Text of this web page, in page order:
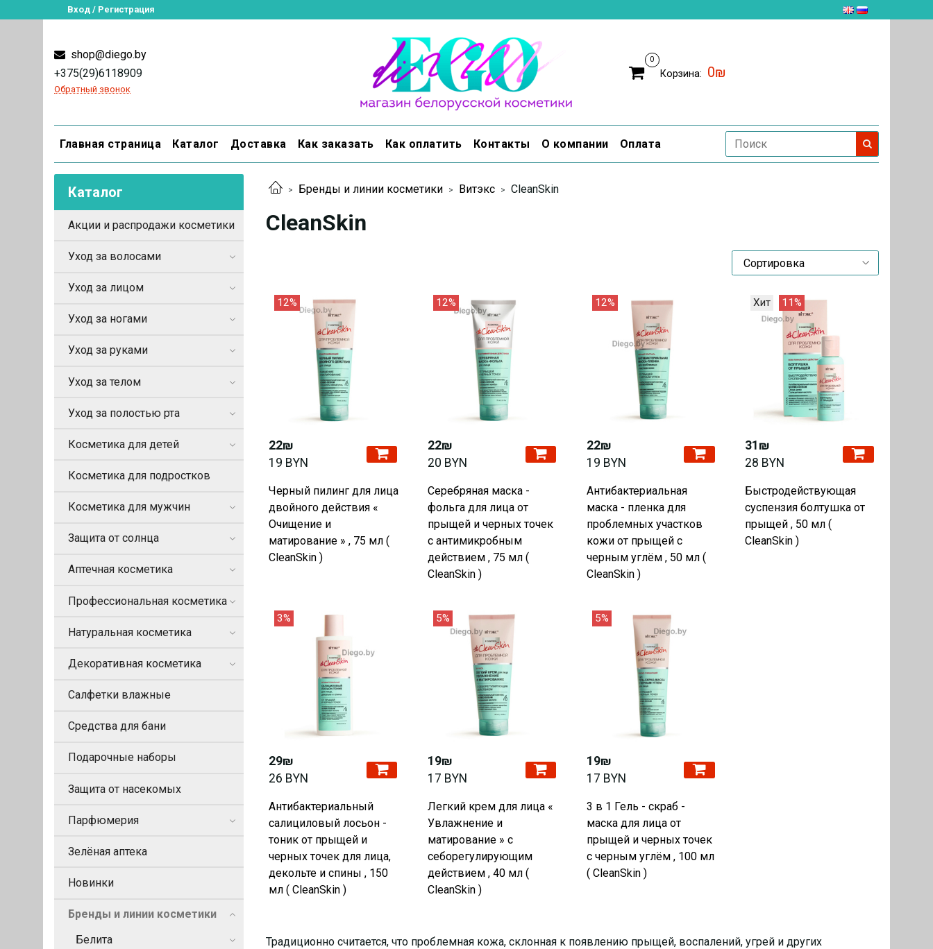
Вход / Регистрация
shop@diego.by
+375(29)6118909
Обратный звонок
0
Корзина: 0₪
Главная страница Каталог Доставка Как заказать Как оплатить Контакты О компании Оплата
Бренды и линии косметики Витэкс CleanSkin
CleanSkin
12%
22₪
19 BYN
Черный пилинг для лица
двойного действия «
Очищение и
матирование » , 75 мл (
CleanSkin )
12%
22₪
20 BYN
Серебряная маска -
фольга для лица от
прыщей и черных точек
с антимикробным
действием , 75 мл (
CleanSkin )
12%
22₪
19 BYN
Антибактериальная
маска - пленка для
проблемных участков
кожи от прыщей с
черным углём , 50 мл (
CleanSkin )
Хит 11%
31₪
28 BYN
Быстродействующая
суспензия болтушка от
прыщей , 50 мл (
CleanSkin )
3%
29₪
26 BYN
Антибактериальный
салициловый лосьон -
тоник от прыщей и
черных точек для лица,
декольте и спины , 150
мл ( CleanSkin )
5%
19₪
17 BYN
Легкий крем для лица «
Увлажнение и
матирование » с
себорегулирующим
действием , 40 мл (
CleanSkin )
5%
19₪
17 BYN
3 в 1 Гель - скраб -
маска для лица от
прыщей и черных точек
с черным углём , 100 мл
( CleanSkin )
Традиционно считается, что проблемная кожа, склонная к появлению прыщей, воспалений, угрей и других
Каталог
Акции и распродажи косметики
Уход за волосами
Уход за лицом
Уход за ногами
Уход за руками
Уход за телом
Уход за полостью рта
Косметика для детей
Косметика для подростков
Косметика для мужчин
Защита от солнца
Аптечная косметика
Профессиональная косметика
Натуральная косметика
Декоративная косметика
Салфетки влажные
Средства для бани
Подарочные наборы
Защита от насекомых
Парфюмерия
Зелёная аптека
Новинки
Бренды и линии косметики
Белита